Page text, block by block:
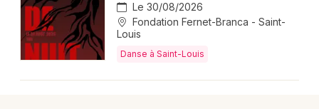
Le 30/08/2026
Fondation Fernet-Branca - Saint-
Louis
Danse à Saint-Louis